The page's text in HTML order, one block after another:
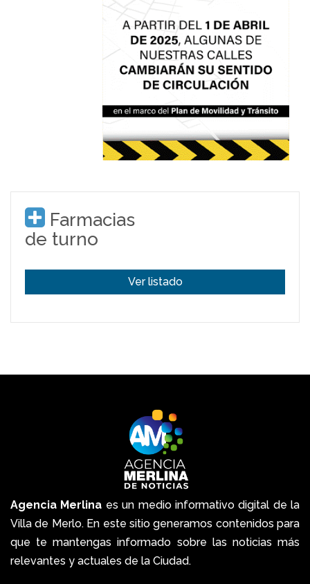
Farmacias
de turno
Ver listado
Agencia Merlina es un medio informativo digital de la
Villa de Merlo. En este sitio generamos contenidos para
que te mantengas informado sobre las noticias más
relevantes y actuales de la Ciudad.